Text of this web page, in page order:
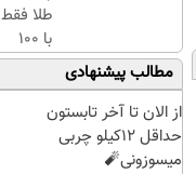
طلا فقط
با ۱۰۰
(امن و
راحت)
مطالب پیشنهادی
از الان تا آخر تابستون
حداقل 12کیلو چربی
میسوزونی🧨